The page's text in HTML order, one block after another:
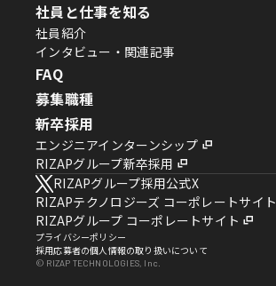
社員と仕事を知る
社員紹介
インタビュー・関連記事
FAQ
募集職種
新卒採用
エンジニアインターンシップ
RIZAPグループ新卒採用
RIZAPグループ採用公式X
RIZAPテクノロジーズ コーポレートサイト
RIZAPグループ コーポレートサイト
プライバシーポリシー
採用応募者の個人情報の取り扱いについて
© RIZAP TECHNOLOGIES, Inc.